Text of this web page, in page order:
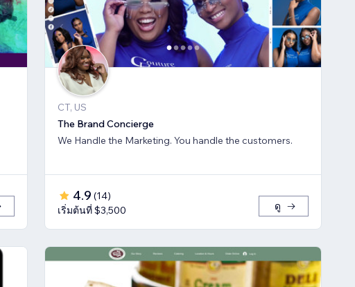
CT, US
The Brand Concierge
We Handle the Marketing. You handle the customers.
4.9 (14)
เริ่มต้นที่ $3,500
ดู